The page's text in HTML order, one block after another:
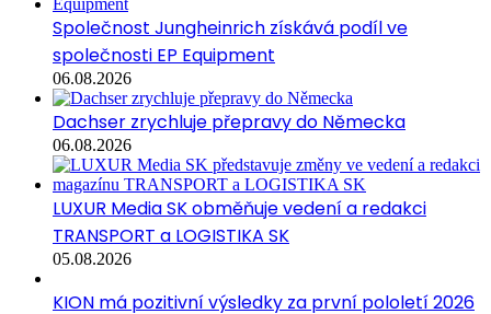
Společnost Jungheinrich získává podíl ve
společnosti EP Equipment
06.08.2026
Dachser zrychluje přepravy do Německa
06.08.2026
LUXUR Media SK obměňuje vedení a redakci
TRANSPORT a LOGISTIKA SK
05.08.2026
KION má pozitivní výsledky za první pololetí 2026